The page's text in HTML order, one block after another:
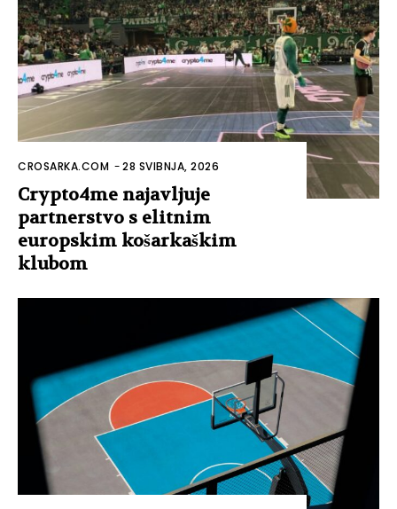
CROSARKA.COM -28 SVIBNJA, 2026
Crypto4me najavljuje
partnerstvo s elitnim
europskim košarkaškim
klubom